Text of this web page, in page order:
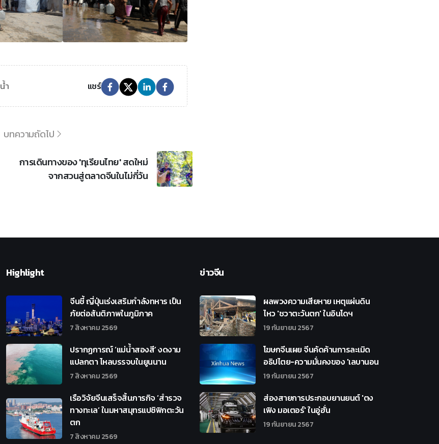
น้ำ แชร์
บทความถัดไป
การเดินทางของ 'ทุเรียนไทย' สดใหม่
จากสวนสู่ตลาดจีนในไม่กี่วัน
Highlight
จีนชี้ ญี่ปุ่นเร่งเสริมกำลังทหาร เป็น
ภัยต่อสันติภาพในภูมิภาค
7 สิงหาคม 2569
ปรากฏการณ์ ‘แม่น้ำสองสี’ งดงาม
แปลกตา ไหลบรรจบในยูนนาน
7 สิงหาคม 2569
เรือวิจัยจีนเสร็จสิ้นภารกิจ ‘สำรวจ
ทางทะเล’ ในมหาสมุทรแปซิฟิกตะวัน
ตก
7 สิงหาคม 2569
ข่าวจีน
ผลพวงความเสียหาย เหตุแผ่นดิน
ไหว 'ชวาตะวันตก' ในอินโดฯ
19 กันยายน 2567
โฆษกจีนเผย จีนคัดค้านการละเมิด
อธิปไตย-ความมั่นคงของ 'เลบานอน
19 กันยายน 2567
ส่องสายการประกอบยานยนต์ 'ตง
เฟิง มอเตอร์' ในอู่ฮั่น
19 กันยายน 2567